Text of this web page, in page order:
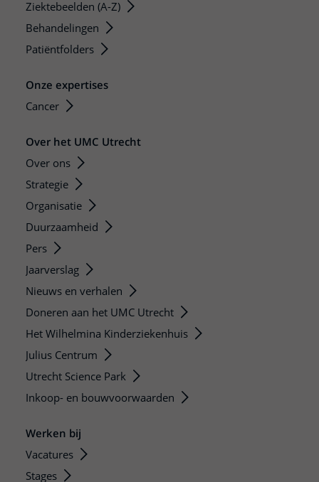
Ziektebeelden (A-Z)
Behandelingen
Patiëntfolders
Onze expertises
Cancer
Over het UMC Utrecht
Over ons
Strategie
Organisatie
Duurzaamheid
Pers
Jaarverslag
Nieuws en verhalen
Doneren aan het UMC Utrecht
Het Wilhelmina Kinderziekenhuis
Julius Centrum
Utrecht Science Park
Inkoop- en bouwvoorwaarden
Werken bij
Vacatures
Stages